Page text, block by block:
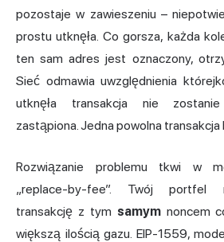
pozostaje w zawieszeniu –
prostu utknęła. Co gorsza, każda
ten sam adres jest oznaczony,
Sieć odmawia uwzględnienia
utknęła transakcja nie
zastąpiona. Jedna powolna transakcja
Rozwiązanie problemu tkwi w
„replace-by-fee”. Twój portfel
transakcję z tym samymnoncem
większą ilością gazu. EIP-1559,